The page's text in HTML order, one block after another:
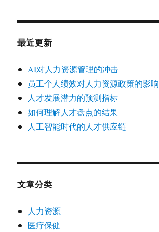
最近更新
AI对人力资源管理的冲击
员工个人绩效对人力资源政策的影响
人才发展潜力的预测指标
如何理解人才盘点的结果
人工智能时代的人才供应链
文章分类
人力资源
医疗保健